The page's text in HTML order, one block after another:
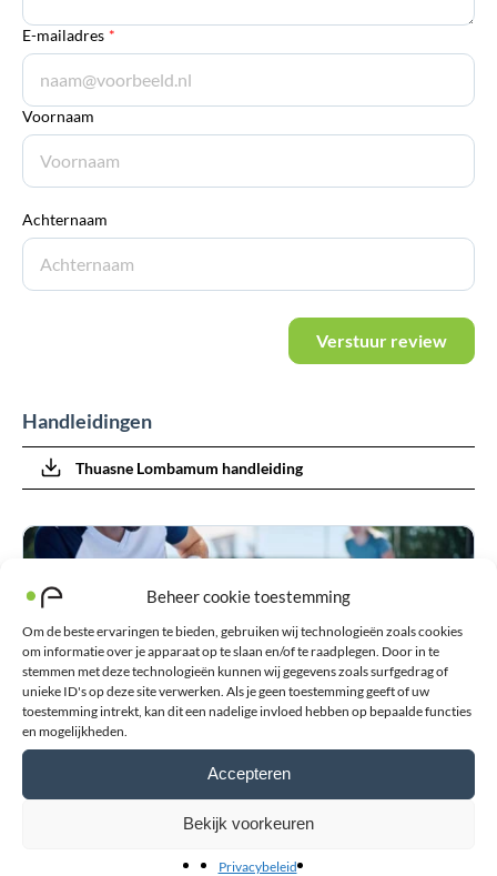
Beheer cookie toestemming
Om de beste ervaringen te bieden, gebruiken wij technologieën zoals cookies
om informatie over je apparaat op te slaan en/of te raadplegen. Door in te
stemmen met deze technologieën kunnen wij gegevens zoals surfgedrag of
unieke ID's op deze site verwerken. Als je geen toestemming geeft of uw
toestemming intrekt, kan dit een nadelige invloed hebben op bepaalde functies
en mogelijkheden.
Accepteren
Bekijk voorkeuren
Privacybeleid
E-mailadres *
Voornaam
Achternaam
Verstuur review
Handleidingen
Thuasne Lombamum handleiding
orthopedische hulpmiddelen zoals braces en (sport-)